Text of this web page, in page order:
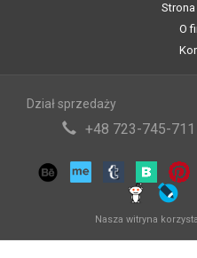
Strona
O
Dział sprzedaży
+48 723-745-711
Nasza witryna